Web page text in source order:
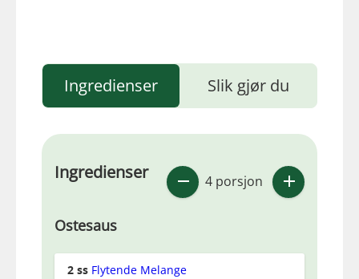
Ingredienser Slik gjør du
Ingredienser 4 porsjon
Ostesaus
2 ss Flytende Melange